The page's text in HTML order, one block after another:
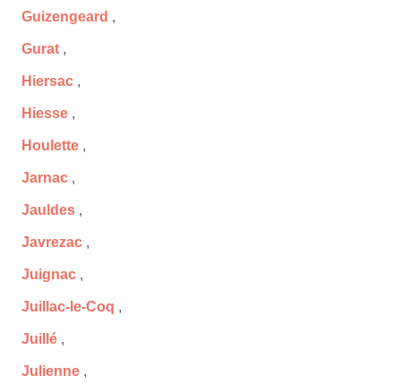
Guizengeard ,
Gurat ,
Hiersac ,
Hiesse ,
Houlette ,
Jarnac ,
Jauldes ,
Javrezac ,
Juignac ,
Juillac-le-Coq ,
Juillé ,
Julienne ,